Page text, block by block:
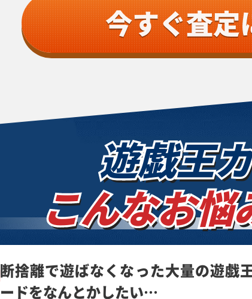
今すぐ査定
遊戯王
こんなお悩
断捨離で遊ばなくなった大量の遊戯
ードをなんとかしたい…